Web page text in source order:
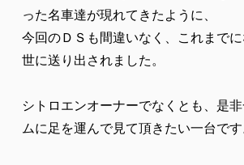
った名車達が現れてきたように、
今回のＤＳも間違いなく、これまで
世に送り出されました。
シトロエンオーナーでなくとも、是
ムに足を運んで見て頂きたい一台です